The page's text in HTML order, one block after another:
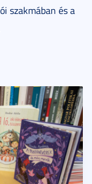
szakmában és a